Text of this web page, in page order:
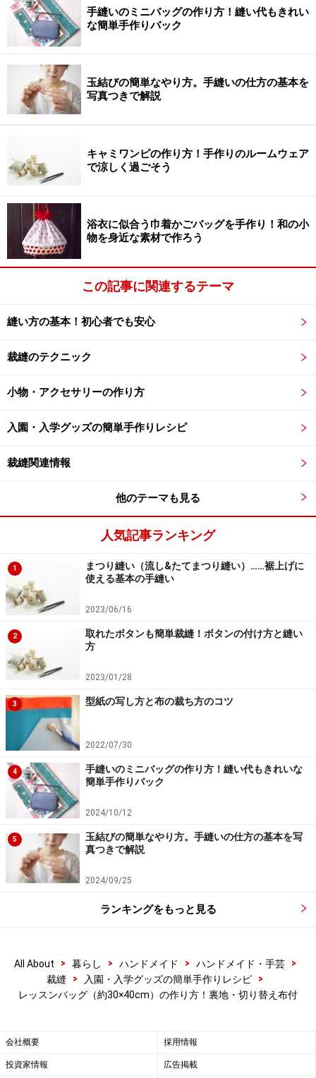
本体とポケットの入れ口（赤線）は3cm、他は1cmの縫
い代をとります。今回は、表地に40×20cm、縫い代1cm
の切り替え布を付けました。
手作りレッスンバッグ下準備のポイント
し」するとよいでしょう。水通しについては「布の種類
と扱い方」の「作る前に水通しを！」を参考にしてくだ
さい。ガイド自身の失敗で、水通しせずに作ったバッグ
が、洗濯した際に裏地のみが縮んで変形したことがあり
ます。必ず必要ではありませんが、生地によっては水に
濡らすと縮んでしまう生地もあることを念頭にいれてお
レッスンバッグをとにかく簡単に手早く作りたいという
方は、持ち手に市販の持ち手用の綿やアクリルテープを
利用してください。またサイズが小さくてもいい場合
は、「 裏地付の手さげバッグを作ろう！30分コース
」を
参考にしてみても。こちらはB4サイズのコピー用紙を2
枚つないで型にしています。この作り方を参考に、裏地
の処理の仕方はお好みの方法を選んでください。
手作りレッスンバッグの作り方手順
【1】
型は直線のみですが、布に直接下書きしないで、
チラシや新聞紙でいいので、実際に作ってみてくださ
い。次に型を布の裏側に置き、マチ針などで止めます。
型に沿って、線をひきます。これが縫い線になります。
縫い線の周囲に、縫い代を取り、縫い代線を引きます。
【1】布の裏側にレッスンバッグの型を下書き
【2】縫い代線で布を裁ちます。
【2】縫い代線で布を裁断
【3】今回は表地に、切り替え布を付けました。サイズ
はお好みで調節してください。底と平行な縫い代を、画
像のように内側に折り、アイロンをかけておきます。
底の線が合わさるように、表地の表側に、切り替
え布を置きます。アイロンで折った箇所で、2枚の布を
手縫いのミニバッグの作り方！縫い代もきれい
な簡単手作りバック
玉結びの簡単なやり方。手縫いの仕方の基本を
写真つきで解説
キャミワンピの作り方！手作りのルームウェア
で涼しく過ごそう
浴衣に似合う巾着かごバッグを手作り！和の小
物を身近な素材で作ろう
この記事に関連するテーマ
縫い方の基本！初心者でも安心
裁縫のテクニック
小物・アクセサリーの作り方
入園・入学グッズの簡単手作りレシピ
裁縫関連情報
他のテーマも見る
人気記事ランキング
1
まつり縫い（流し&たてまつり縫い）……裾上げに
使える基本の手縫い
2023/06/16
2
取れたボタンも簡単裁縫！ボタンの付け方と縫い
方
2023/01/28
3 型紙の写し方と布の裁ち方のコツ
2022/07/30
4
手縫いのミニバッグの作り方！縫い代もきれいな
簡単手作りバック
2024/10/12
5
玉結びの簡単なやり方。手縫いの仕方の基本を写
真つきで解説
2024/09/25
ランキングをもっと見る
All About > 暮らし > ハンドメイド > ハンドメイド・手芸
>
裁縫
> 入園・入学グッズの簡単手作りレシピ
>
レッスンバッグ（約30×40cm）の作り方！裏地・切り替え布付
会社概要 採用情報
投資家情報 広告掲載